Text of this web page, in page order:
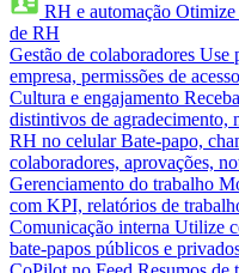
RH e automação Otimize
de RH
Gestão de colaboradores Use
empresa, permissões de
Cultura e engajamento
distintivos de agradecimento,
RH no celular Bate-papo,
colaboradores, aprovações,
Gerenciamento do trabalho
com KPI, relatórios de
Comunicação interna Utilize
bate-papos públicos e